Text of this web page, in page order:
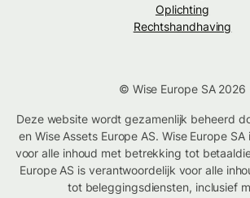
Oplichting
Rechtshandhaving
© Wise Europe SA 2026
Deze website wordt gezamenlijk beheerd
en Wise Assets Europe AS. Wise Europe
voor alle inhoud met betrekking tot
Europe AS is verantwoordelijk voor alle
tot beleggingsdiensten, inclusief